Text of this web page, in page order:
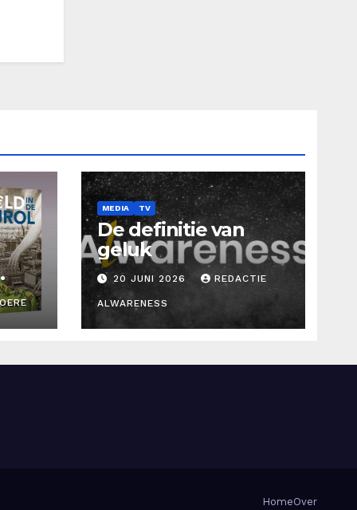
MEDIA TV
De definitie van
geluk
20 JUNI 2026 REDACTIE
ALWARENESS
HomeOver